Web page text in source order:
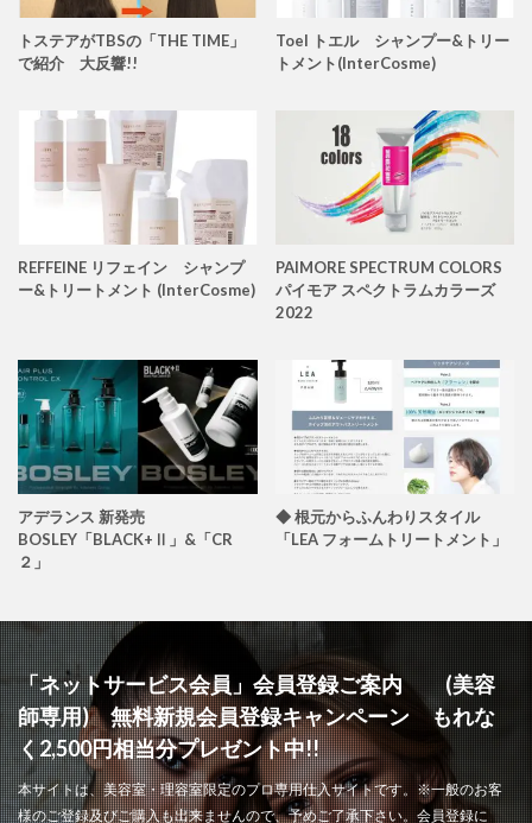
トステアがTBSの「THE TIME」
で紹介 大反響!!
Toel トエル シャンプー&トリー
トメント(InterCosme)
REFFEINE リフェイン シャンプ
ー&トリートメント (InterCosme)
PAIMORE SPECTRUM COLORS
パイモア スペクトラムカラーズ
2022
アデランス 新発売
BOSLEY「BLACK+Ⅱ」&「CR
２」
◆ 根元からふんわりスタイル
「LEA フォームトリートメント」
「ネットサービス会員」会員登録ご案内 (美容
師専用) 無料新規会員登録キャンペーン もれな
く2,500円相当分プレゼント中!!
本サイトは、美容室・理容室限定のプロ専用仕入サイトです。※一般のお客
様のご登録及びご購入も出来ませんので、予めご了承下さい。会員登録に